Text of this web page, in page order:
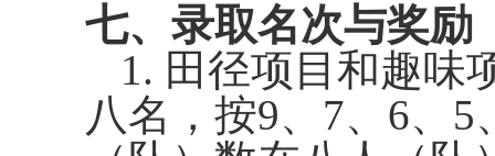
七、录取名次与奖励
1. 田径项目和趣味
八名，按9、 7、 6、 5